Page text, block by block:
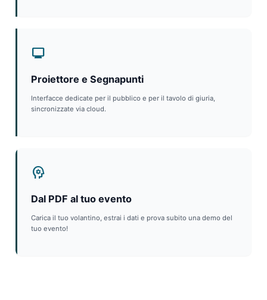
monitor
Proiettore e Segnapunti
Interfacce dedicate per il pubblico e per il tavolo di giuria,
sincronizzate via cloud.
psychology
Dal PDF al tuo evento
Carica il tuo volantino, estrai i dati e prova subito una demo del
tuo evento!